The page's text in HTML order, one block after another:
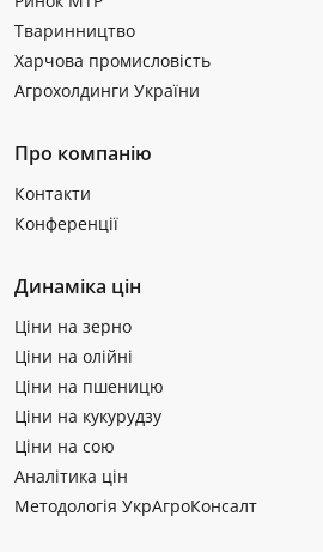
Тваринництво
Харчова промисловість
Агрохолдинги України
Про компанію
Контакти
Конференції
Динаміка цін
Ціни на зерно
Ціни на олійні
Ціни на пшеницю
Ціни на кукурудзу
Ціни на сою
Аналітика цін
Методологія УкрАгроКонсалт